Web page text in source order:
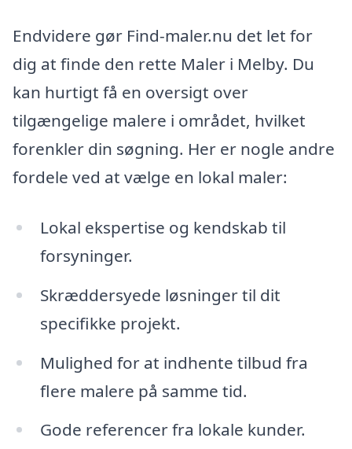
Endvidere gør Find-maler.nu det let for
dig at finde den rette Maler i Melby. Du
kan hurtigt få en oversigt over
tilgængelige malere i området, hvilket
forenkler din søgning. Her er nogle andre
fordele ved at vælge en lokal maler:
Lokal ekspertise og kendskab til
forsyninger.
Skræddersyede løsninger til dit
specifikke projekt.
Mulighed for at indhente tilbud fra
flere malere på samme tid.
Gode referencer fra lokale kunder.